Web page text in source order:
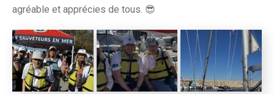
agréable et apprécies de tous. 😎